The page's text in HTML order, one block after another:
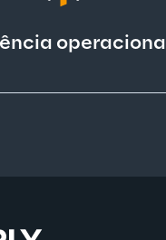
operacional